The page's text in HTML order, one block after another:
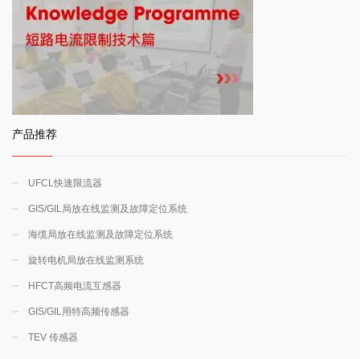
产品推荐
UFCL快速限流器
GIS/GIL局放在线监测及故障定位系统
海缆局放在线监测及故障定位系统
旋转电机局放在线监测系统
HFCT高频电流互感器
GIS/GIL用特高频传感器
TEV 传感器